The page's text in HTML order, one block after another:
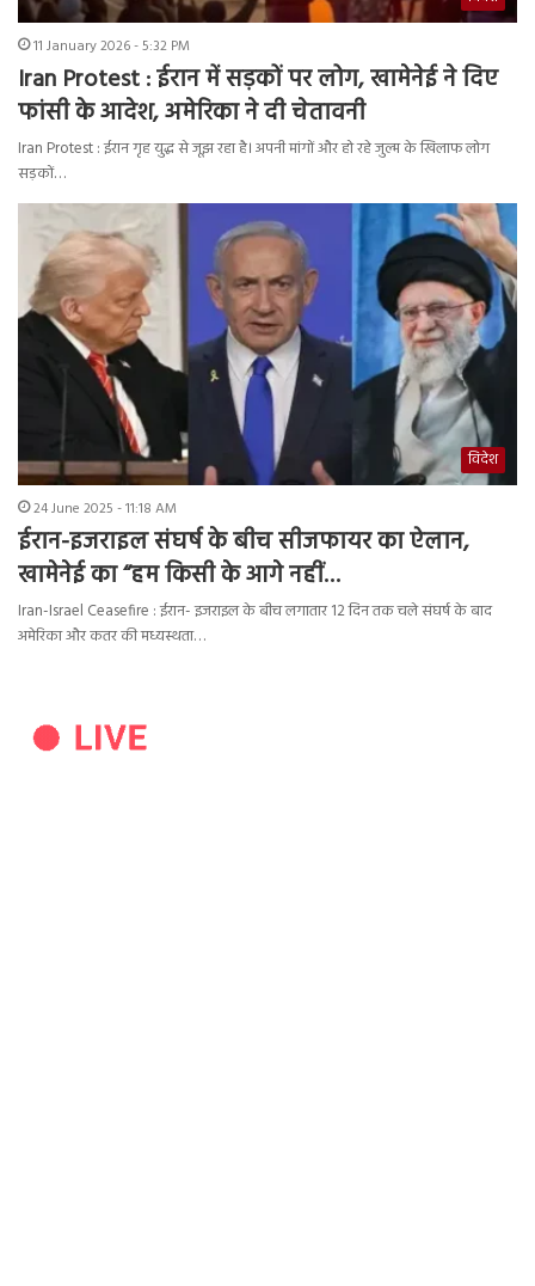
11 January 2026 - 5:32 PM
Iran Protest : ईरान में सड़कों पर लोग, खामेनेई ने दिए
फांसी के आदेश, अमेरिका ने दी चेतावनी
Iran Protest : ईरान गृह युद्ध से जूझ रहा है। अपनी मांगों और हो रहे जुल्म के खिलाफ लोग
सड़कों…
विदेश
24 June 2025 - 11:18 AM
ईरान-इजराइल संघर्ष के बीच सीजफायर का ऐलान,
खामेनेई का “हम किसी के आगे नहीं…
Iran-Israel Ceasefire : ईरान- इजराइल के बीच लगातार 12 दिन तक चले संघर्ष के बाद
अमेरिका और कतर की मध्यस्थता…